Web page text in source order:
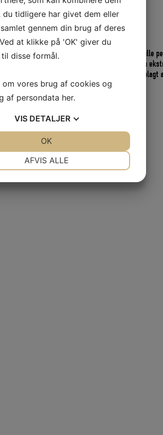
efterlader en super glat overflade. Malerrulle
fribordet på en båd, bunden på både hvor en
5 cm. og den lille diameter på 25 mm. Er
du tidligere har givet dem eller
gennem din brug af deres
at klikke på 'OK' giver du
disse formål.
vores brug af cookies og
af persondata her.
VIS DETALJER
AFVIS ALLE
OK